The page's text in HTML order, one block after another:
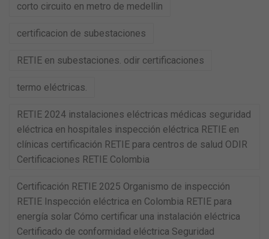
corto circuito en metro de medellin
certificacion de subestaciones
RETIE en subestaciones. odir certificaciones
termo eléctricas.
RETIE 2024 instalaciones eléctricas médicas seguridad
eléctrica en hospitales inspección eléctrica RETIE en
clínicas certificación RETIE para centros de salud ODIR
Certificaciones RETIE Colombia
Certificación RETIE 2025 Organismo de inspección
RETIE Inspección eléctrica en Colombia RETIE para
energía solar Cómo certificar una instalación eléctrica
Certificado de conformidad eléctrica Seguridad